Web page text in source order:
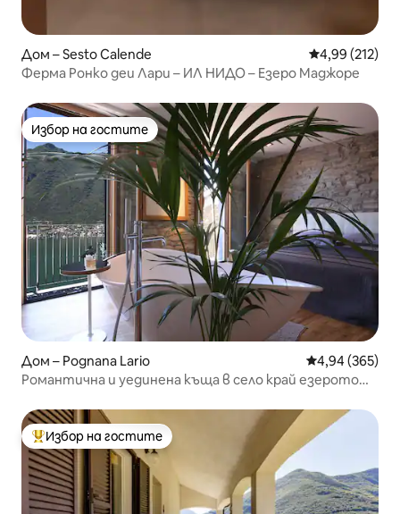
Дом – Sesto Calende Средна
4,99 (212)
Ферма Ронко деи Лари – ИЛ НИДО – Езеро Маджоре
Избор на гостите
Избор на гостите
Дом – Pognana Lario Средна
4,94 (365)
Романтична и уединена къща в село край езерото
Най-популярен избор на гостите
Избор на гостите